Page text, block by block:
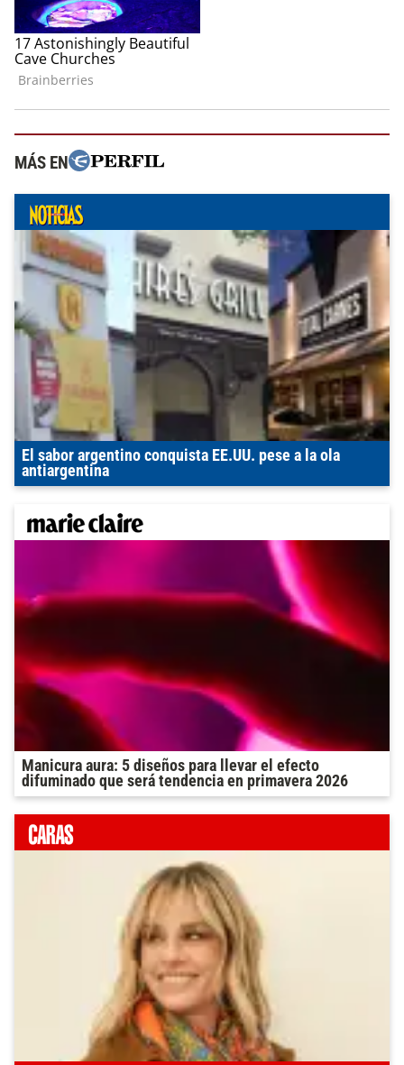
MÁS EN
El sabor argentino conquista EE.UU. pese a la ola
antiargentina
Manicura aura: 5 diseños para llevar el efecto
difuminado que será tendencia en primavera 2026